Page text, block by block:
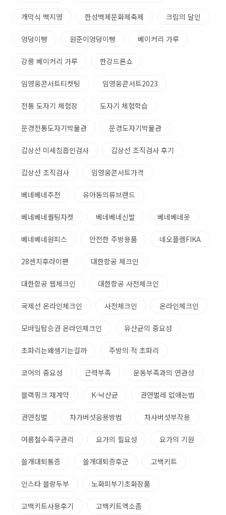
개막식 백지영 한성백제문화제축제 크림의 달인
엉덩이빵 원준이엉덩이빵 베이커리 가루
강릉 베이커리 가루 한강드론쇼
임영웅콘서트티켓팅 임영웅콘서트2023
전통 도자기 체험장 도자기 체험학습
문경전통도자기박물관 문경도자기박물관
갑상선 미세침흡인검사 갑상선 조직검사 후기
갑상선 조직검사 임영웅콘서트가격
베네베네추천 유아동의류브랜드
베네베네퀄팅자켓 베네베네신발 베네베네옷
베네베네원피스 안전한 주방용품 네오플램FIKA
28센치후라이팬 대한항공 체크인
대한항공 웹체크인 대한항공 사전체크인
국제선 온라인체크인 사전체크인 온라인체크인
모바일탑승권 온라인체크인 유산균의 중요성
초파리는왜생기는걸까 주방의 적 초파리
코어의 중요성 근력부족 운동부족과의 연관성
블랙핑크 재계약 K-낙산균 권연벌레 없애는법
권연침벌 차가버섯음용방법 차사버섯부작용
여름철수족구관리 요가의 필요성 요가의 기원
쓸개대퇴통증 쓸개대퇴증후군 고백키트
인스타 블랑두부 노화피부기초화장품
고백키트사용후기 고백키트엑소좀